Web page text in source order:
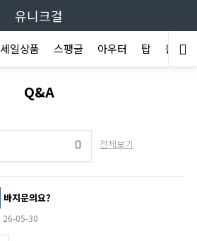
유니크걸
세일상품 스팽글 아우터 탑 원피스
Q&A
전체보기
바지문의요?
26-05-30